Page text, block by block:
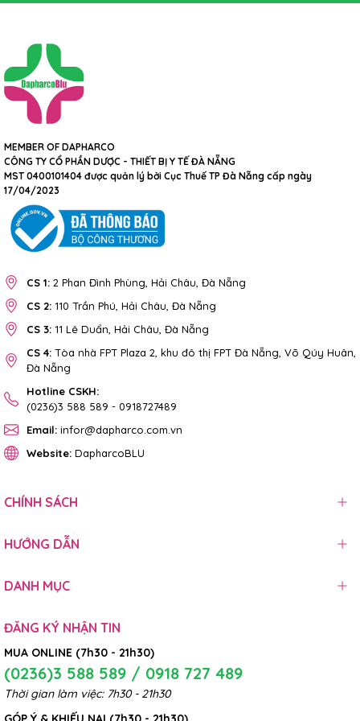
MEMBER OF DAPHARCO
CÔNG TY CỔ PHẦN DƯỢC - THIẾT BỊ Y TẾ ĐÀ NẴNG
MST 0400101404 được quản lý bởi Cục Thuế TP Đà Nẵng cấp ngày
17/04/2023
CS 1: 2 Phan Đình Phùng, Hải Châu, Đà Nẵng
CS 2: 110 Trần Phú, Hải Châu, Đà Nẵng
CS 3: 11 Lê Duẩn, Hải Châu, Đà Nẵng
CS 4: Tòa nhà FPT Plaza 2, khu đô thị FPT Đà Nẵng, Võ Qúy Huân,
Đà Nẵng
Hotline CSKH:
(0236)3 588 589 - 0918727489
Email: infor@dapharco.com.vn
Website: DapharcoBLU
CHÍNH SÁCH
HƯỚNG DẪN
DANH MỤC
ĐĂNG KÝ NHẬN TIN
MUA ONLINE (7h30 - 21h30)
(0236)3 588 589 / 0918 727 489
Thời gian làm việc: 7h30 - 21h30